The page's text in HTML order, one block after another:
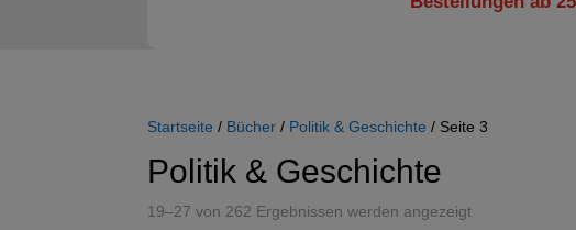
Startseite / Bücher / Politik & Geschichte / Seite 3
Politik & Geschichte
19–27 von 262 Ergebnissen werden angezeigt